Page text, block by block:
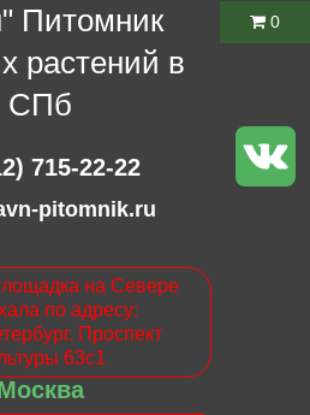
Питомник
растений в
СПб
715-22-22
pitomnik.ru
на Севере
по адресу:
Проспект
63с1
0